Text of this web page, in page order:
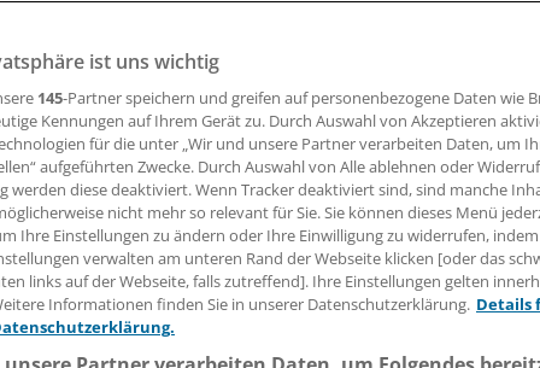
hat am Mittwoch einen Gesetzentwurf zur steuerlichen
beschlossen.
17:45 Uhr
Warten auf eine steuerliche
dem Ende zu. Am Mittwoch hat die Bundesregierung
erarbeiteten Gesetzentwurf
Darin ist die zunächst geplante und von der Industrie
ist uns wichtig
145-Partner speichern und greifen auf personenbezogene Daten wie
Kennungen auf Ihrem Gerät zu. Durch Auswahl von Akzeptieren
für die unter „Wir und unsere Partner verarbeiten Daten, um
aufgeführten Zwecke. Durch Auswahl von Alle ablehnen oder
werden diese deaktiviert. Wenn Tracker deaktiviert sind, sind manche
nicht mehr so relevant für Sie. Sie können dieses Menü
Ihre Einstellungen zu ändern oder Ihre Einwilligung zu widerrufen, indem
verwalten am unteren Rand der Webseite klicken [oder das
links auf der Webseite, falls zutreffend]. Ihre Einstellungen gelten
Informationen finden Sie in unserer Datenschutzerklärung. Details